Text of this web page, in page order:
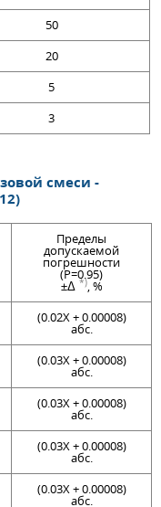
50
20
5
3
смеси -
Пределы
допускаемой
погрешности
(P=0.95)
±Δ *), %
(0.02Х + 0.00008)
абс.
(0.03Х + 0.00008)
абс.
(0.03Х + 0.00008)
абс.
(0.03Х + 0.00008)
абс.
(0.03Х + 0.00008)
абс.